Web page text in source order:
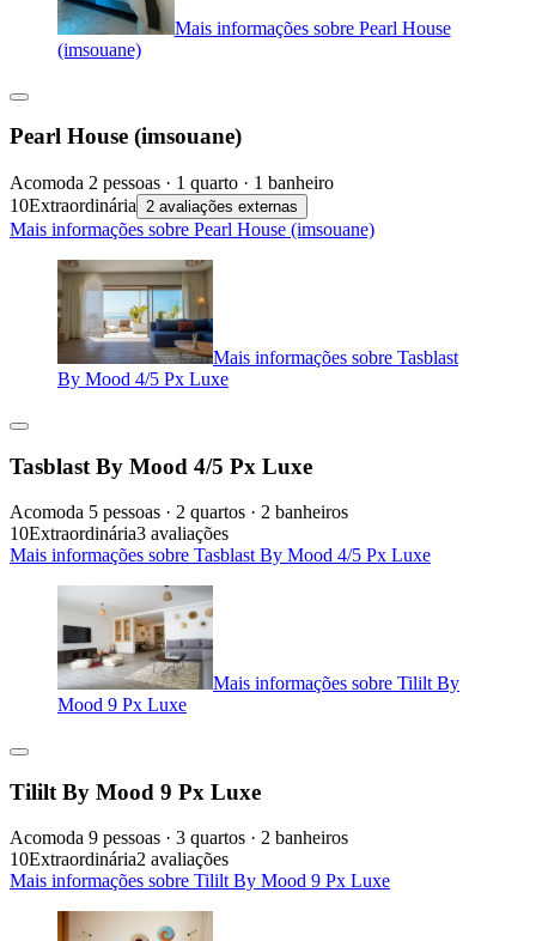
Mais informações sobre Pearl House
(imsouane)
Pearl House (imsouane)
Acomoda 2 pessoas · 1 quarto · 1 banheiro
10Extraordinária 2 avaliações externas
Mais informações sobre Pearl House (imsouane)
Mais informações sobre Tasblast
By Mood 4/5 Px Luxe
Tasblast By Mood 4/5 Px Luxe
Acomoda 5 pessoas · 2 quartos · 2 banheiros
10Extraordinária3 avaliações
Mais informações sobre Tasblast By Mood 4/5 Px Luxe
Mais informações sobre Tililt By
Mood 9 Px Luxe
Tililt By Mood 9 Px Luxe
Acomoda 9 pessoas · 3 quartos · 2 banheiros
10Extraordinária2 avaliações
Mais informações sobre Tililt By Mood 9 Px Luxe